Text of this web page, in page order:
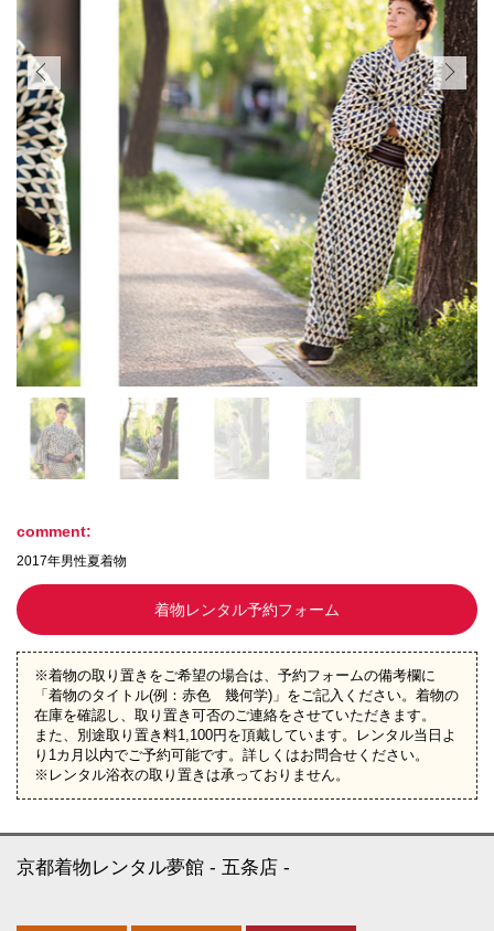
comment:
2017年男性夏着物
着物レンタル予約フォーム
※着物の取り置きをご希望の場合は、予約フォームの備考欄に
「着物のタイトル(例：赤色 幾何学)」をご記入ください。着物の
在庫を確認し、取り置き可否のご連絡をさせていただきます。
また、別途取り置き料1,100円を頂戴しています。レンタル当日よ
り1カ月以内でご予約可能です。詳しくはお問合せください。
※レンタル浴衣の取り置きは承っておりません。
京都着物レンタル夢館 五条店